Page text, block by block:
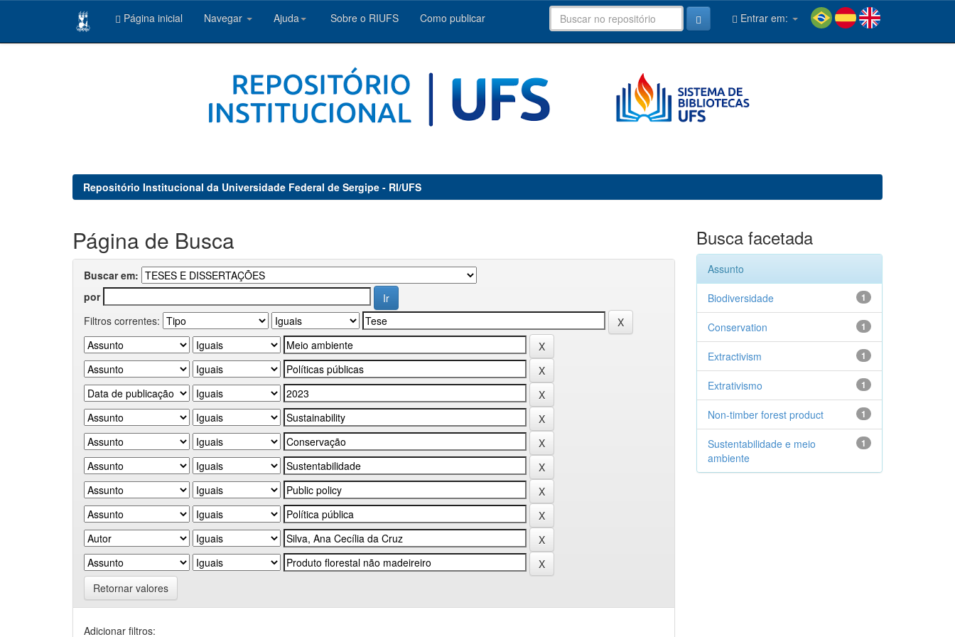
Página inicial Navegar Ajuda Sobre o RIUFS Como publicar Entrar em:
Repositório Institucional da Universidade Federal de Sergipe - RI/UFS
Página de Busca
Buscar em:
por
Filtros correntes:
Retornar valores
Adicionar filtros:
Busca facetada
Assunto
1
Biodiversidade
1
Conservation
1
Extractivism
1
Extrativismo
1
Non-timber forest product
1
Sustentabilidade e meio
ambiente